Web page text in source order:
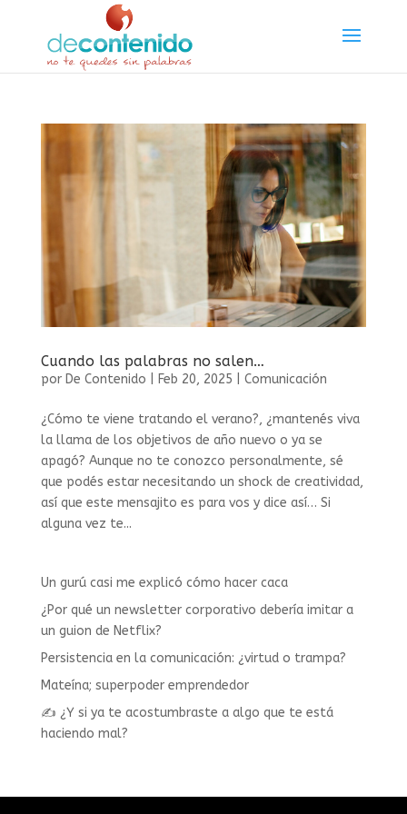
Cuando las palabras no salen…
por De Contenido Feb 20, 2025 Comunicación
¿Cómo te viene tratando el verano?, ¿mantenés viva
la llama de los objetivos de año nuevo o ya se
apagó? Aunque no te conozco personalmente, sé
que podés estar necesitando un shock de creatividad,
así que este mensajito es para vos y dice así… Si
alguna vez te...
Un gurú casi me explicó cómo hacer caca
¿Por qué un newsletter corporativo debería imitar a
un guion de Netflix?
Persistencia en la comunicación: ¿virtud o trampa?
Mateína; superpoder emprendedor
✍️ ¿Y si ya te acostumbraste a algo que te está
haciendo mal?